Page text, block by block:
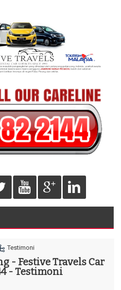
o
e
n
Testimoni
- Festive Travels Car
- Testimoni